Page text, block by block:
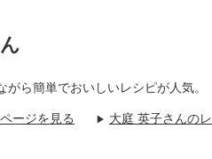
がら簡単でおいしいレシピが人気。
ージを見る ▶ 大庭 英子さんの